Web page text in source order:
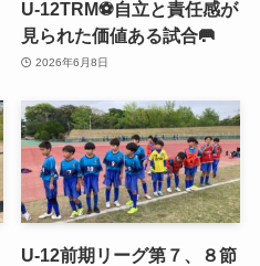
U-12TRM⚽️自立と責任感が
見られた価値ある試合🥅
2026年6月8日
U-12前期リーグ第７、８節